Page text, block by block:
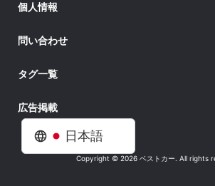
日本語
個人情報
問い合わせ
タグ一覧
広告掲載
Copyright © 2026 ベストカー. All rights